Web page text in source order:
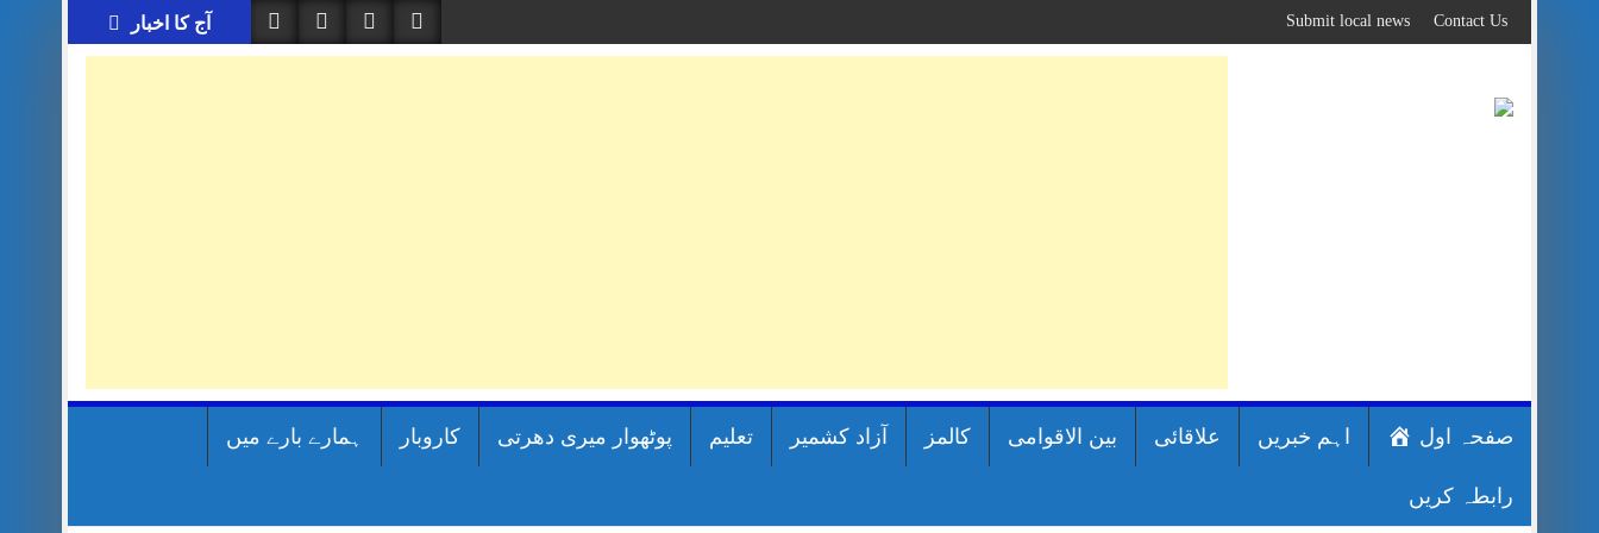
to
content
آج کا اخبار Contact Us
Submit local news
صفحہ اول اہم خبریں علاقائی بین الاقوامی کالمز آزاد کشمیر تعلیم پوٹھوار میری دھرتی کاروبار ہمارے بارے میں
رابطہ کریں